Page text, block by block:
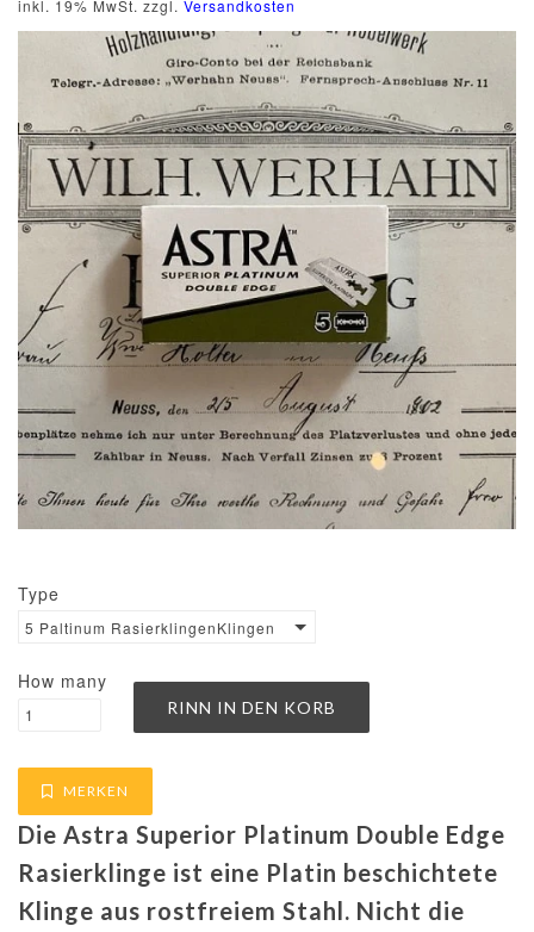
inkl. 19% MwSt. zzgl. Versandkosten
Type
5 Paltinum RasierklingenKlingen
How many
MERKEN
Die Astra Superior Platinum Double Edge
Rasierklinge ist eine Platin beschichtete
Klinge aus rostfreiem Stahl. Nicht die